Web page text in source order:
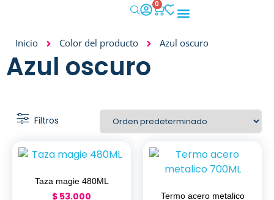
0
Inicio Color del producto Azul oscuro
Azul oscuro
Taza magie 480ML
$ 53.000
Termo acero metalico